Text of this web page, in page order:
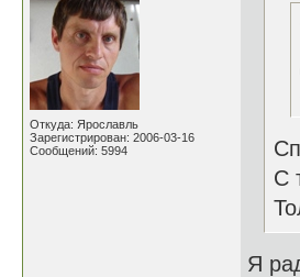
Откуда: Ярославль
Зарегистрирован: 2006-03-16
Сообщений: 5994
С
Я